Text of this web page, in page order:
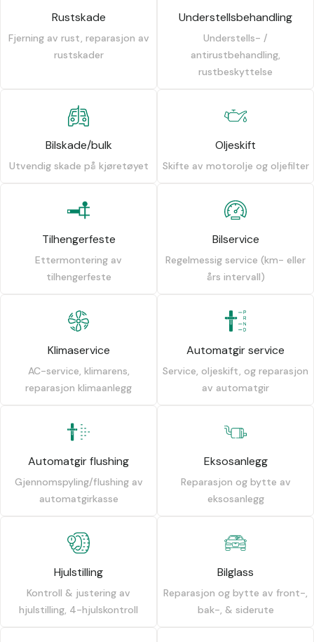
Rustskade
Fjerning av rust, reparasjon av
rustskader
Understellsbehandling
Understells- /
antirustbehandling,
rustbeskyttelse
Bilskade/bulk
Utvendig skade på kjøretøyet
Oljeskift
Skifte av motorolje og oljefilter
Tilhengerfeste
Ettermontering av
tilhengerfeste
Bilservice
Regelmessig service (km- eller
års intervall)
Klimaservice
AC-service, klimarens,
reparasjon klimaanlegg
Automatgir service
Service, oljeskift, og reparasjon
av automatgir
Automatgir flushing
Gjennomspyling/flushing av
automatgirkasse
Eksosanlegg
Reparasjon og bytte av
eksosanlegg
Hjulstilling
Kontroll & justering av
hjulstilling, 4-hjulskontroll
Bilglass
Reparasjon og bytte av front-,
bak-, & siderute